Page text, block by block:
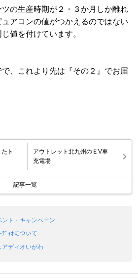
の生産時期が２・３か月しか離れ
アコンの値がつかえるのではない
値を付けています。
、これより先は『その２』でお届
ト
アウトレット北九州のＥV車
充電場
記事一覧
ント・キャンペーン
ﾃﾞｨｵについて
アディオいがわ